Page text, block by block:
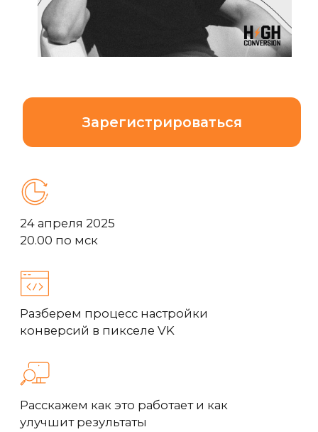
улучшит результаты
24 апреля 2025
20.00 по мск
Разберем процесс настройки
конверсий в пикселе VK